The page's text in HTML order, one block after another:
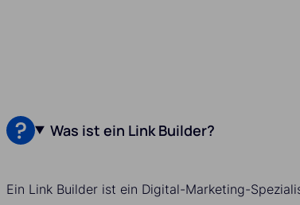
Was ist ein Link Builder?
Ein Link Builder ist ein Digital-Marketing-